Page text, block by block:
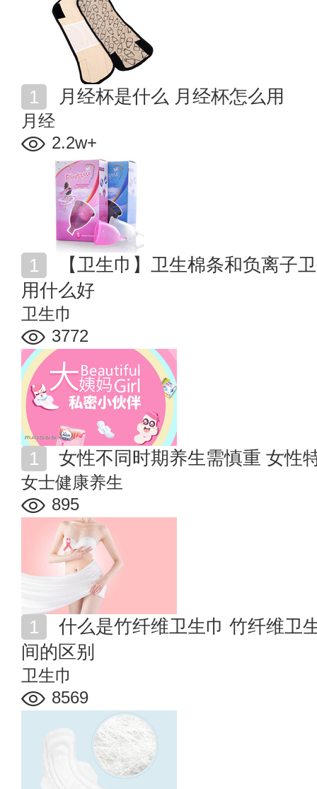
月经杯是什么 月经杯怎么用
月经
2.2w+
用什么好
卫生巾
3772
女性不同时期养生需慎重 女性
女士健康养生
895
间的区别
卫生巾
8569